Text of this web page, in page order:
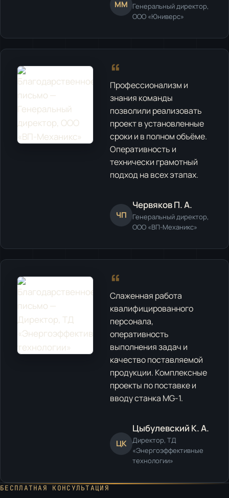
ММ
Генеральный директор,
ООО «Юниверс»
“
Профессионализм и
знания команды
позволили реализовать
проект в установленные
сроки и в полном объёме.
Оперативность и
технически грамотный
подход на всех этапах.
ЧП
Червяков П. А.
Генеральный директор,
ООО «ВП-Механикс»
“
Слаженная работа
квалифицированного
персонала,
оперативность
выполнения задач и
качество поставляемой
продукции. Комплексные
проекты по поставке и
вводу станка MG-1.
ЦК
Цыбулевский К. А.
Директор, ТД
«Энергоэффективные
технологии»
БЕСПЛАТНАЯ КОНСУЛЬТАЦИЯ